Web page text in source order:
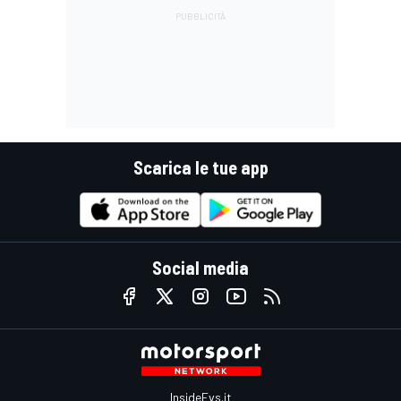
Scarica le tue app
Social media
InsideEvs.it